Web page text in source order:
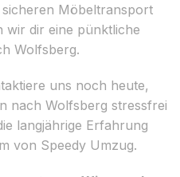
Möbeltransport
wir dir eine pünktliche
Wolfsberg.
uns noch heute,
nach Wolfsberg stressfrei
langjährige Erfahrung
von Speedy Umzug.